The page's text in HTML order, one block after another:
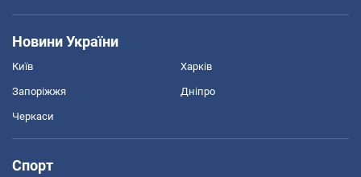
Новини України
Київ Харків
Запоріжжя Дніпро
Черкаси
Спорт